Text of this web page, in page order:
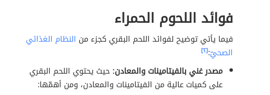
فوائد اللحوم الحمراء
فيما يأتي توضيح لفوائد اللحم البقري كجزء من النظام الغذائي
الصحيّ:[٢]
مصدر غني بالفيتامينات والمعادن:حيث يحتوي اللحم البقري
على كميات عالية من الفيتامينات والمعادن، ومن أهمّها: